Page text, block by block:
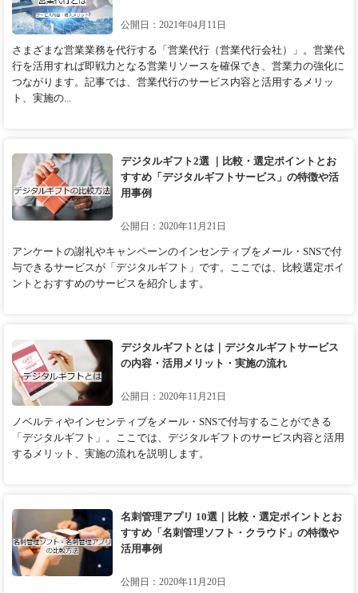
公開日：2021年04月11日
さまざまな営業業務を代行する「営業代行（営業代行会社）」。営業代
行を活用すれば即戦力となる営業リソースを確保でき、営業力の強化に
つながります。記事では、営業代行のサービス内容と活用するメリッ
ト、実施の...
デジタルギフト2選 ｜比較・選定ポイントとお
すすめ「デジタルギフトサービス」の特徴や活
用事例
公開日：2020年11月21日
アンケートの謝礼やキャンペーンのインセンティブをメール・SNSで付
与できるサービスが「デジタルギフト」です。ここでは、比較選定ポイ
ントとおすすめのサービスを紹介します。
デジタルギフトとは｜デジタルギフトサービス
の内容・活用メリット・実施の流れ
公開日：2020年11月21日
ノベルティやインセンティブをメール・SNSで付与することができる
「デジタルギフト」。ここでは、デジタルギフトのサービス内容と活用
するメリット、実施の流れを説明します。
名刺管理アプリ 10選｜比較・選定ポイントとお
すすめ「名刺管理ソフト・クラウド」の特徴や
活用事例
公開日：2020年11月20日